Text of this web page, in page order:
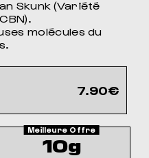
Skunk (Variété
molécules du
7.90€
10g